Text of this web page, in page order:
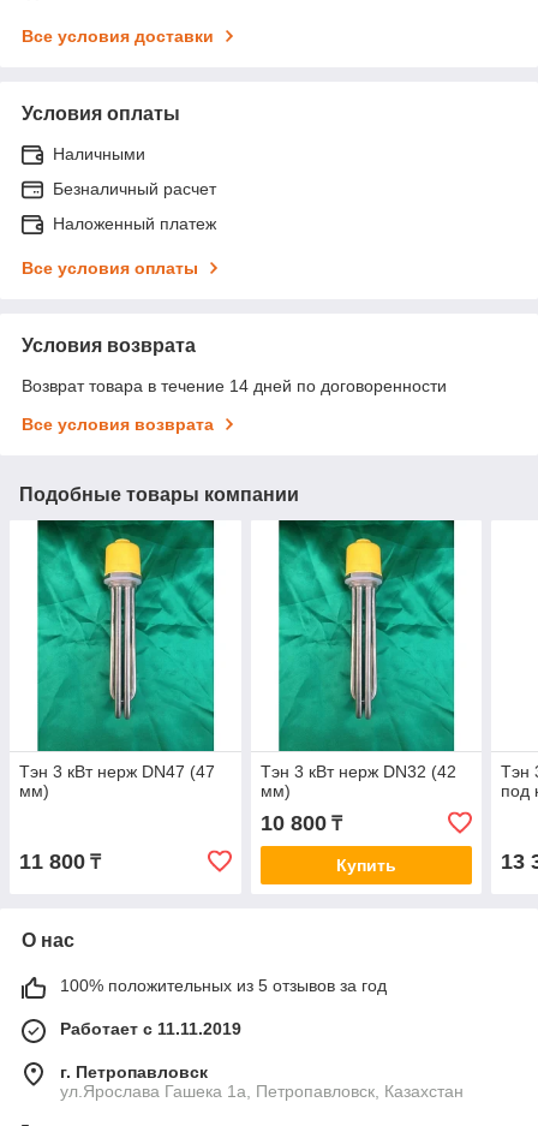
Все условия доставки
Условия оплаты
Наличными
Безналичный расчет
Наложенный платеж
Все условия оплаты
Условия возврата
Возврат товара в течение 14 дней по договоренности
Все условия возврата
Подобные товары компании
Тэн 3 кВт нерж DN47 (47
мм)
11 800 ₸
Тэн 3 кВт нерж DN32 (42
мм)
10 800₸
Купить
Тэн
под
13
О нас
100% положительных из 5 отзывов за год
Работает с 11.11.2019
г. Петропавловск
ул.Ярослава Гашека 1а, Петропавловск, Казахстан